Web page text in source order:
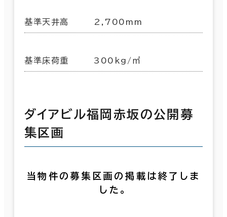
基準天井高 2,700mm
基準床荷重 300kg/㎡
ダイアビル福岡赤坂の公開募
集区画
当物件の募集区画の掲載は終了しま
した。